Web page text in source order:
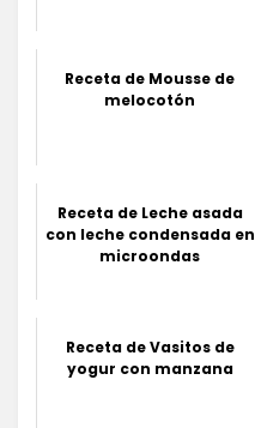
Receta de Mousse de
melocotón
Receta de Leche asada
con leche condensada en
microondas
Receta de Vasitos de
yogur con manzana